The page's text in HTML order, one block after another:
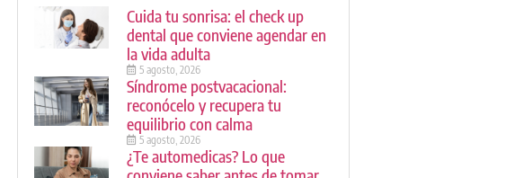
Cuida tu sonrisa: el check up
dental que conviene agendar en
la vida adulta
5 agosto, 2026
Síndrome postvacacional:
reconócelo y recupera tu
equilibrio con calma
5 agosto, 2026
¿Te automedicas? Lo que